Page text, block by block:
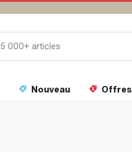
Nouveau Offres